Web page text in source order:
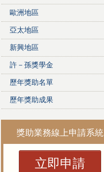
歐洲地區
亞太地區
新興地區
許－孫獎學金
歷年獎助名單
歷年獎助成果
獎助業務線上申請系統
立即申請